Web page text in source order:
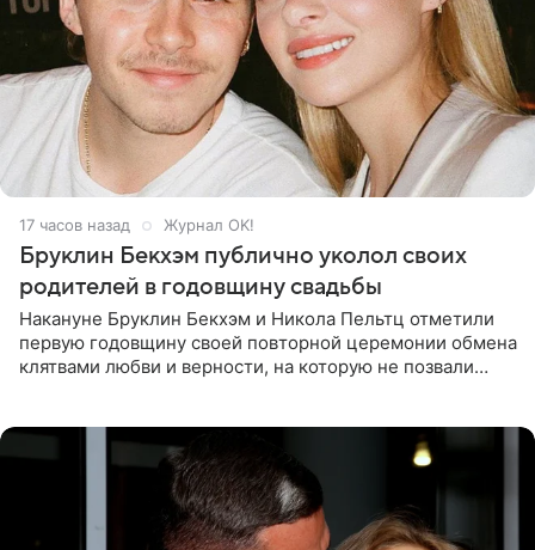
17 часов назад Журнал OK!
Бруклин Бекхэм публично уколол своих
родителей в годовщину свадьбы
Накануне Бруклин Бекхэм и Никола Пельтц отметили
первую годовщину своей повторной церемонии обмена
клятвами любви и верности, на которую не позвали